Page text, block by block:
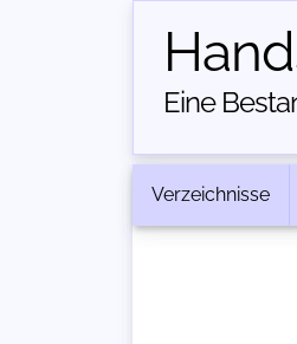
Eine
Verzeichnisse